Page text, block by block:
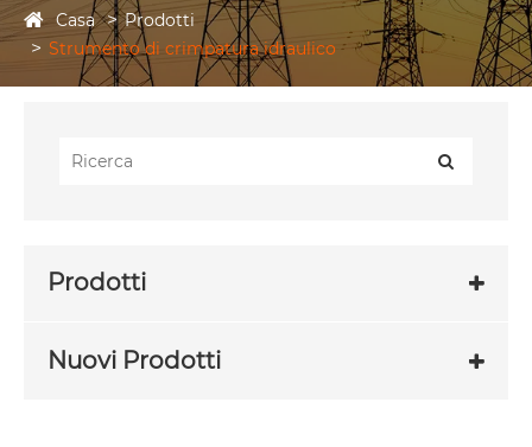
Casa
Prodotti
Strumento di crimpatura idraulico
Prodotti
Nuovi Prodotti